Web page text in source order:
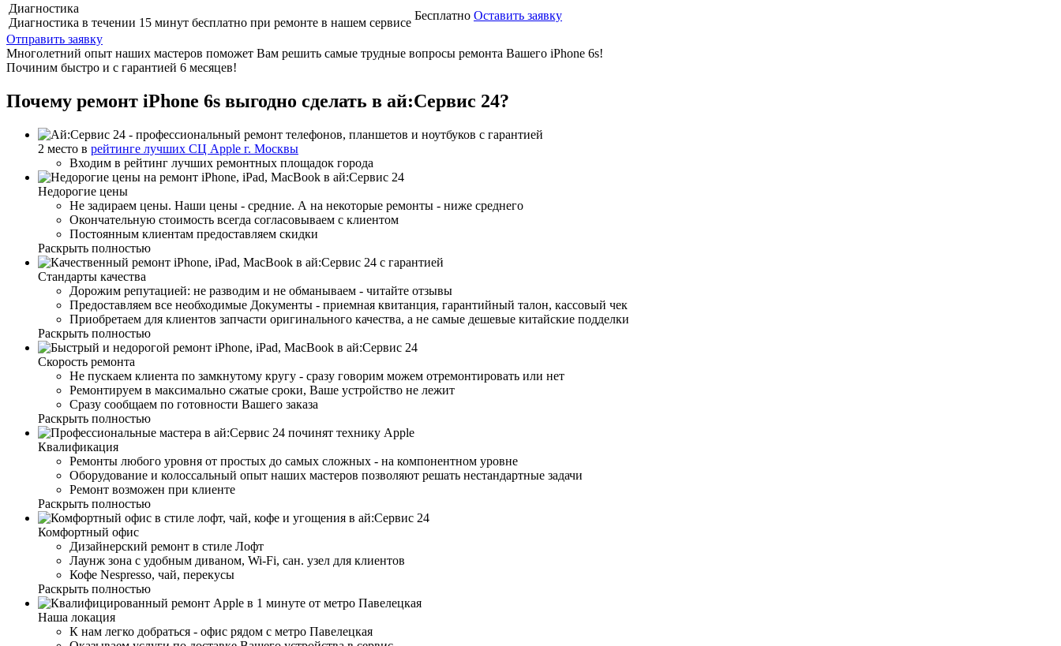
Диагностика
Диагностика в течении 15 минут бесплатно при ремонте в нашем сервисе
Бесплатно Оставить заявку
Отправить заявку
Многолетний опыт наших мастеров поможет Вам решить самые трудные вопросы ремонта Вашего iPhone 6s!
Починим быстро и с гарантией 6 месяцев!
Почему ремонт iPhone 6s выгодно сделать в ай:Сервис 24?
2 место в рейтинге лучших СЦ Apple г. Москвы
Входим в рейтинг лучших ремонтных площадок города
Недорогие цены
Не задираем цены. Наши цены - средние. А на некоторые ремонты - ниже среднего
Окончательную стоимость всегда согласовываем с клиентом
Постоянным клиентам предоставляем скидки
Раскрыть полностью
Стандарты качества
Дорожим репутацией: не разводим и не обманываем - читайте отзывы
Предоставляем все необходимые Документы - приемная квитанция, гарантийный талон, кассовый чек
Приобретаем для клиентов запчасти оригинального качества, а не самые дешевые китайские подделки
Раскрыть полностью
Скорость ремонта
Не пускаем клиента по замкнутому кругу - сразу говорим можем отремонтировать или нет
Ремонтируем в максимально сжатые сроки, Ваше устройство не лежит
Сразу сообщаем по готовности Вашего заказа
Раскрыть полностью
Квалификация
Ремонты любого уровня от простых до самых сложных - на компонентном уровне
Оборудование и колоссальный опыт наших мастеров позволяют решать нестандартные задачи
Ремонт возможен при клиенте
Раскрыть полностью
Комфортный офис
Дизайнерский ремонт в стиле Лофт
Лаунж зона с удобным диваном, Wi-Fi, сан. узел для клиентов
Кофе Nespresso, чай, перекусы
Раскрыть полностью
Наша локация
К нам легко добраться - офис рядом с метро Павелецкая